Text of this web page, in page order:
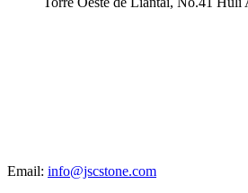
Email: info@jscstone.com